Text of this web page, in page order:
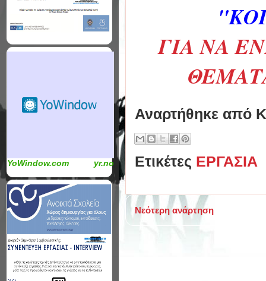
ΓΙΑ ΝΑ
Αναρτήθηκε από
Ετικέτες ΕΡΓΑΣΙΑ
Νεότερη ανάρτηση
YoWindow.com yr.no